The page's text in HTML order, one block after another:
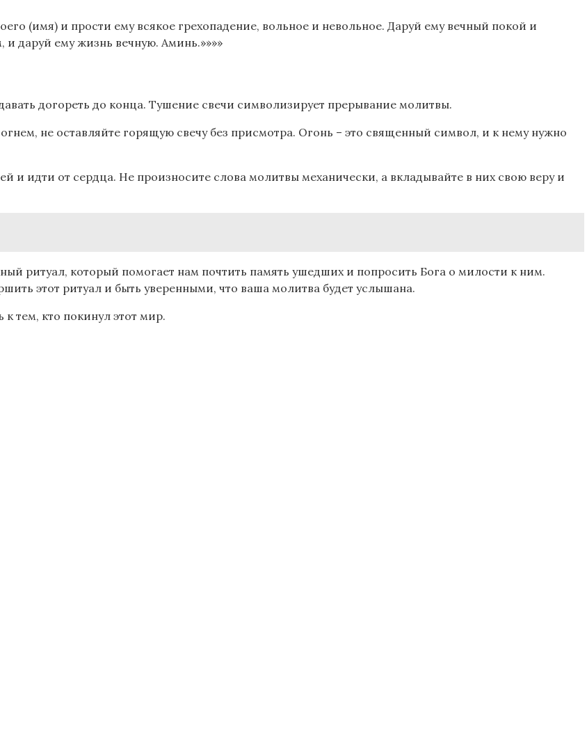
(имя) и прости ему всякое грехопадение, вольное и невольное. Даруй ему вечный покой и
даруй ему жизнь вечную. Аминь.»»»»
догореть до конца. Тушение свечи символизирует прерывание молитвы.
не оставляйте горящую свечу без присмотра. Огонь – это священный символ, и к нему нужно
идти от сердца. Не произносите слова молитвы механически, а вкладывайте в них свою веру и
ритуал, который помогает нам почтить память ушедших и попросить Бога о милости к ним.
этот ритуал и быть уверенными, что ваша молитва будет услышана.
тем, кто покинул этот мир.